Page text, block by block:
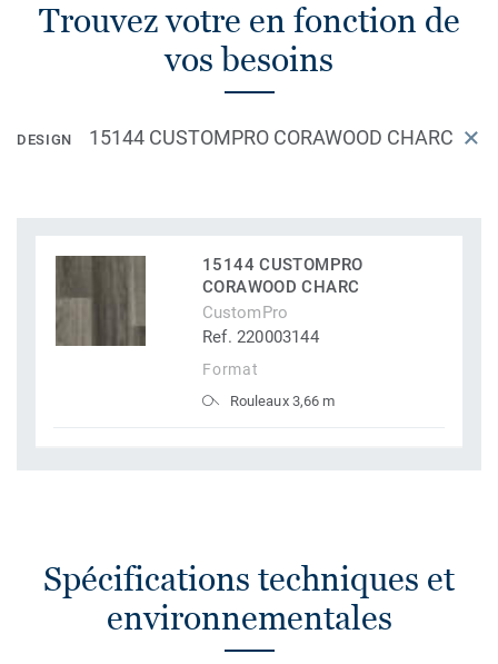
Trouvez votre en fonction de
vos besoins
DESIGN 15144 CUSTOMPRO CORAWOOD CHARC
15144 CUSTOMPRO
CORAWOOD CHARC
CustomPro
Ref. 220003144
Format
Rouleaux 3,66 m
Spécifications techniques et
environnementales